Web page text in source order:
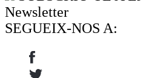
Newsletter
SEGUEIX-NOS A: